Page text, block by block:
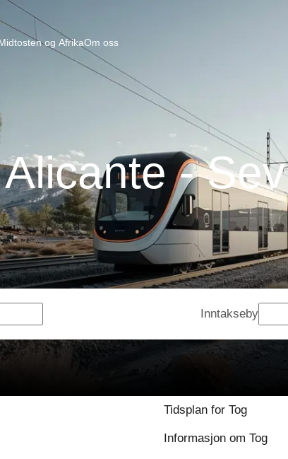
og AfrikaOm oss
Alicante -
Inntakseby
Tidsplan for Tog
Informasjon om Tog